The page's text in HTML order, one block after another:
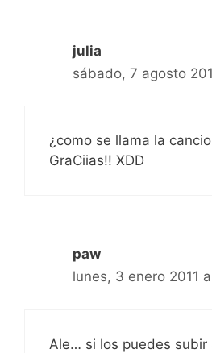
julia
sábado, 7 agosto
¿como se llama la
GraCiias!! XDD
paw
lunes, 3 enero 2011
Ale… si los puedes subir